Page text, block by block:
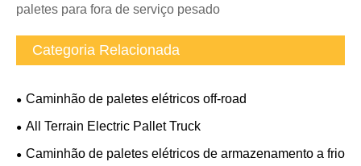
paletes para fora de serviço pesado
Categoria Relacionada
Caminhão de paletes elétricos off-road
All Terrain Electric Pallet Truck
Caminhão de paletes elétricos de armazenamento a frio